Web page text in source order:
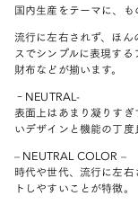
国内生産をテーマに、
流行に左右されず、ほ
スでシンプルに表現す
財布などが揃います。
‐NEUTRAL-
表面上はあまり凝りす
いデザインと機能の丁度
– NEUTRAL COLOR –
時代や世代、流行に左
トしやすいことが特徴。